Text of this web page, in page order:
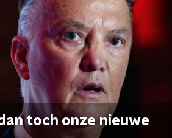
toch onze nieuwe